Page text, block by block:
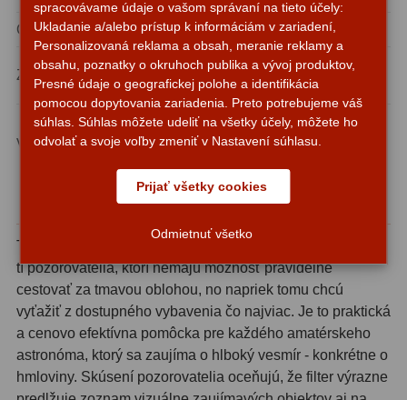
Planetárne kamery19
Deep-Sky kamery28
Guiding kamery14
T-krúžky16
39
Filtry L-RGB7
Filtry Pass6
Filtry Block10
Filtry Clip
Odporúčaný min. priemer objektívu 70 mm
Závit
Štandardný 1,25″
filter
Vhodné objekty
Emisné a
planetárne
hmloviny
Pre koho je tento filter určený?
TS Optics 1,25″ Premium UHC filter ocenia predovšetkým
tí pozorovatelia, ktorí nemajú možnosť pravidelne
cestovať za tmavou oblohou, no napriek tomu chcú
vyťažiť z dostupného vybavenia čo najviac. Je to praktická
a cenovo efektívna pomôcka pre každého amatérskeho
astronóma, ktorý sa zaujíma o hlboký vesmír - konkrétne o
hmloviny. Skúsení pozorovatelia oceňujú, že filter výrazne
spracovávame údaje o vašom správaní na tieto účely:
Ukladanie a/alebo prístup k informáciám v zariadení,
Personalizovaná reklama a obsah, meranie reklamy a
obsahu, poznatky o okruhoch publika a vývoj produktov,
Presné údaje o geografickej polohe a identifikácia
pomocou dopytovania zariadenia. Preto potrebujeme váš
súhlas. Súhlas môžete udeliť na všetky účely, môžete ho
odvolať a svoje voľby zmeniť v Nastavení súhlasu.
Prijať všetky cookies
Odmietnuť všetko